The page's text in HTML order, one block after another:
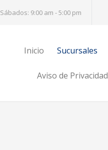
Sábados: 9:00 am - 5:00 pm
Inicio Sucursales
Aviso de Privacidad